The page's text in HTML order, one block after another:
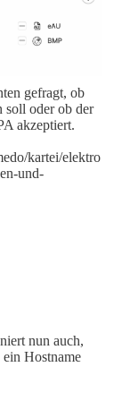
gefragt, ob
soll oder ob der
akzeptiert.
kartei/elektro
und-
nun auch,
Hostname